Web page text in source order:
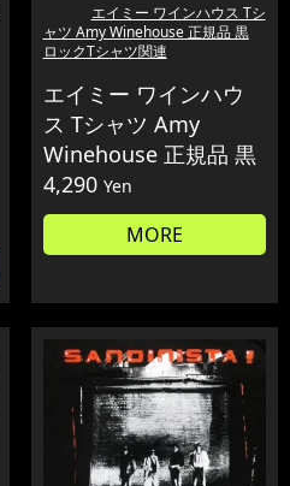
エイミー ワインハウス Tシ
ャツ Amy Winehouse 正規品 黒
ロックTシャツ関連
エイミー ワインハウ
ス Tシャツ Amy
Winehouse 正規品 黒
4,290 Yen
MORE